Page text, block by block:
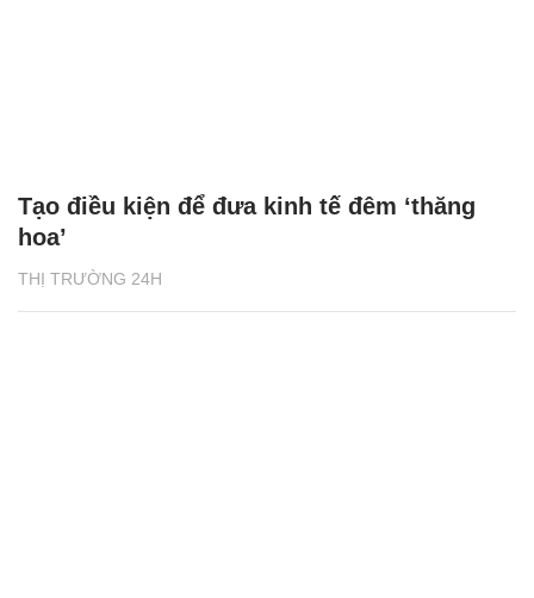
THỊ TRƯỜNG 24H
Tạo điều kiện để đưa kinh tế đêm ‘thăng
hoa’